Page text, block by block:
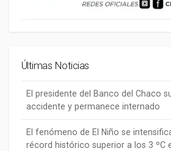
Últimas Noticias
El presidente del Banco del Chaco
accidente y permanece internado
El fenómeno de El Niño se
récord histórico superior a los 3 ºC